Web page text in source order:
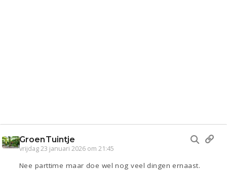
GroenTuintje
vrijdag 23 januari 2026 om 21:45
Nee parttime maar doe wel nog veel dingen ernaast.